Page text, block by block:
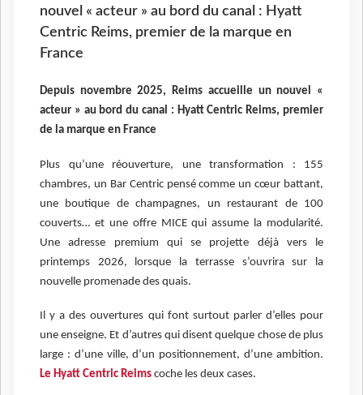
nouvel « acteur » au bord du canal : Hyatt
Centric Reims, premier de la marque en
France
Depuis novembre 2025, Reims accueille un nouvel «
acteur » au bord du canal : Hyatt Centric Reims, premier
de la marque en France
Plus qu’une réouverture, une transformation : 155
chambres, un Bar Centric pensé comme un cœur battant,
une boutique de champagnes, un restaurant de 100
couverts… et une offre MICE qui assume la modularité.
Une adresse premium qui se projette déjà vers le
printemps 2026, lorsque la terrasse s’ouvrira sur la
nouvelle promenade des quais.
Il y a des ouvertures qui font surtout parler d’elles pour
une enseigne. Et d’autres qui disent quelque chose de plus
large : d’une ville, d’un positionnement, d’une ambition.
Le Hyatt Centric Reims coche les deux cases.